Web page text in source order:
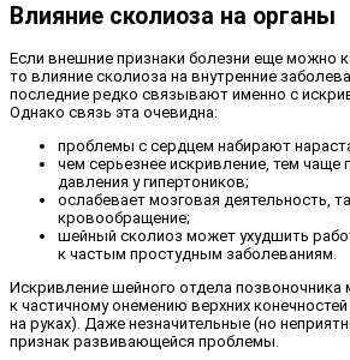
Влияние сколиоза на органы
Если внешние признаки болезни еще можно
то влияние сколиоза на внутренние
последние редко связывают именно с
Однако связь эта очевидна:
проблемы с сердцем набирают
чем серьезнее искривление, тем чаще
давления у гипертоников;
ослабевает мозговая деятельность,
кровообращение;
шейный сколиоз может ухудшить
к частым простудным заболеваниям.
Искривление шейного отдела позвоночника
к частичному онемению верхних
на руках). Даже незначительные (но
признак развивающейся проблемы.